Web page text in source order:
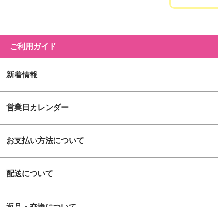
ご利用ガイド
新着情報
営業日カレンダー
お支払い方法について
配送について